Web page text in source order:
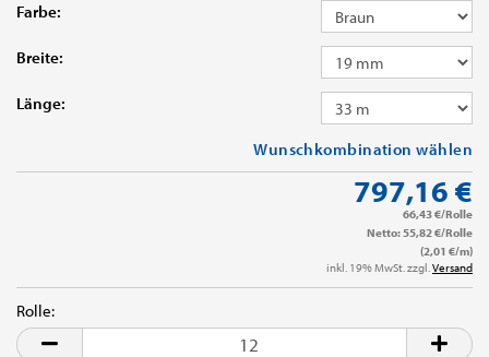
Farbe:
Breite:
Länge:
Wunschkombination wählen
797,16 €
66,43 €/Rolle
Netto: 55,82 €/Rolle
(2,01 €/m)
inkl. 19% MwSt. zzgl.Versand
Rolle:
Rolle